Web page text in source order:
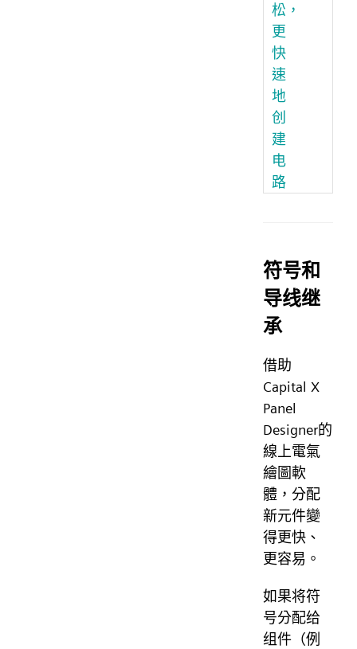
松，
更
快
速
地
创
建
电
路
符号和
导线继
承
借助
Capital X
Panel
Designer的
線上電氣
繪圖軟
體，分配
新元件變
得更快、
更容易。
如果将符
号分配给
组件（例